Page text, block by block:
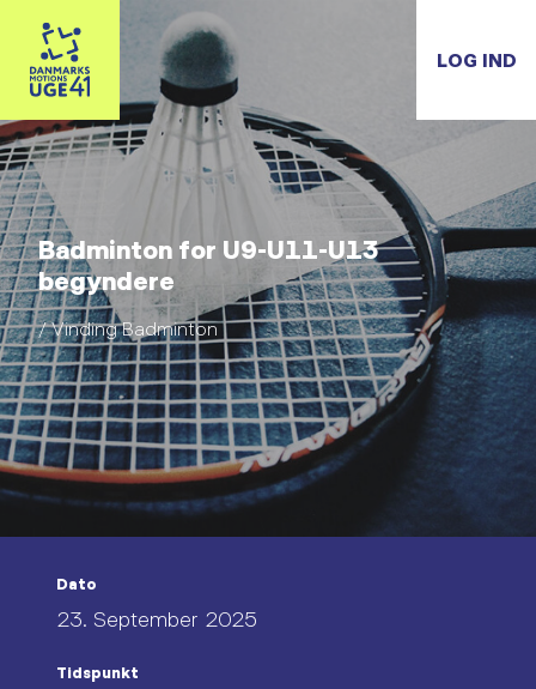
LOG IND
Badminton for U9-U11-U13
begyndere
/ Vinding Badminton
Dato
23. September 2025
Tidspunkt